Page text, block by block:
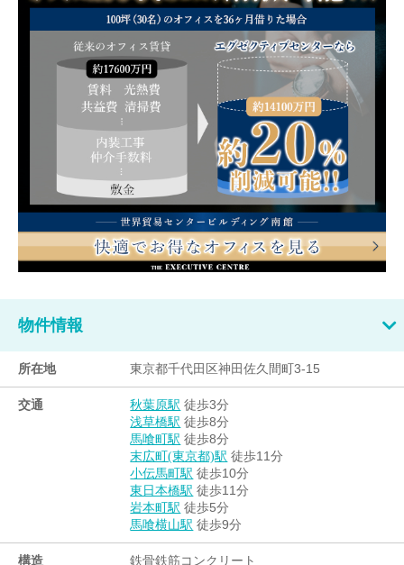
物件情報
所在地 東京都千代田区神田佐久間町3-15
交通 秋葉原駅 徒歩3分
浅草橋駅 徒歩8分
馬喰町駅 徒歩8分
末広町(東京都)駅 徒歩11分
小伝馬町駅 徒歩10分
東日本橋駅 徒歩11分
岩本町駅 徒歩5分
馬喰横山駅 徒歩9分
構造 鉄骨鉄筋コンクリート